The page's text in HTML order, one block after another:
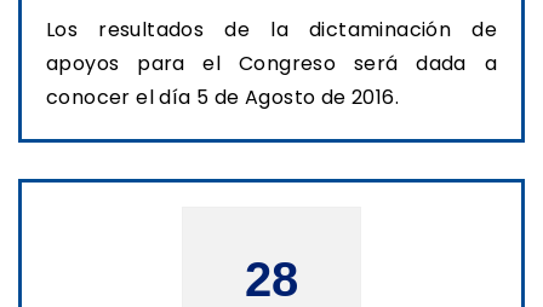
Los resultados de la dictaminación de
apoyos para el Congreso será dada a
conocer el día 5 de Agosto de 2016.
28